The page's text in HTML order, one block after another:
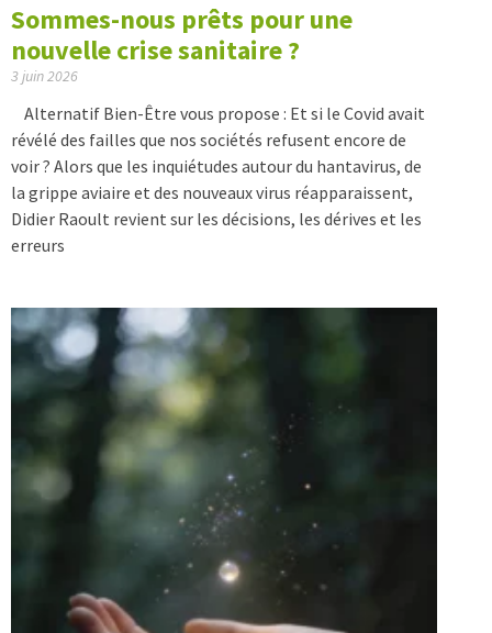
Sommes-nous prêts pour une
nouvelle crise sanitaire ?
3 juin 2026
Alternatif Bien-Être vous propose : Et si le Covid avait
révélé des failles que nos sociétés refusent encore de
voir ? Alors que les inquiétudes autour du hantavirus, de
la grippe aviaire et des nouveaux virus réapparaissent,
Didier Raoult revient sur les décisions, les dérives et les
erreurs